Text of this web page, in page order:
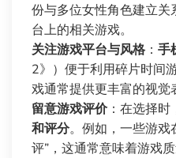
份与多位女性角色建立关
台上的相关游戏。
关注游戏平台与风格 ： 手
2》）便于利用碎片时间
戏通常提供更丰富的视觉
留意游戏评价：在选择时
和评分。例如，一些游戏
评”，这通常意味着游戏质